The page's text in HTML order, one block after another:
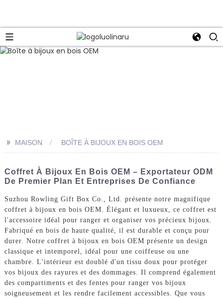
>> MAISON BOÎTE À BIJOUX EN BOIS OEM
Coffret À Bijoux En Bois OEM – Exportateur ODM
De Premier Plan Et Entreprises De Confiance
Suzhou Rowling Gift Box Co., Ltd. présente notre magnifique
coffret à bijoux en bois OEM. Élégant et luxueux, ce coffret est
l'accessoire idéal pour ranger et organiser vos précieux bijoux.
Fabriqué en bois de haute qualité, il est durable et conçu pour
durer. Notre coffret à bijoux en bois OEM présente un design
classique et intemporel, idéal pour une coiffeuse ou une
chambre. L'intérieur est doublé d'un tissu doux pour protéger
vos bijoux des rayures et des dommages. Il comprend également
des compartiments et des fentes pour ranger vos bijoux
soigneusement et les rendre facilement accessibles. Que vous